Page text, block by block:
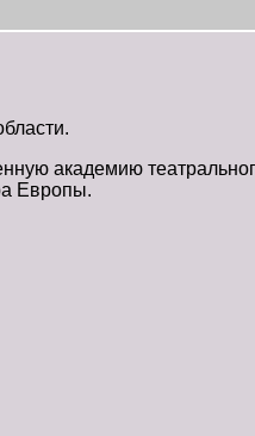
академию
Европы.